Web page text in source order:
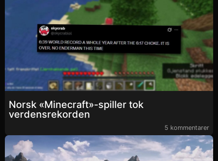
Norsk «Minecraft»-spiller tok
verdensrekorden
5 kommentarer